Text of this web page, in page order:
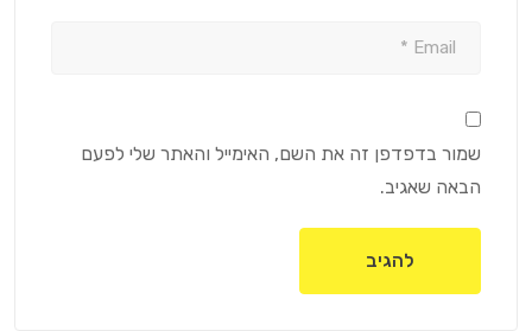
שמור בדפדפן זה את השם, האימייל והאתר שלי לפעם
הבאה שאגיב.